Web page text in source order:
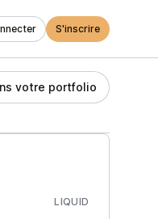
S'inscrire
votre portfolio
LIQUID